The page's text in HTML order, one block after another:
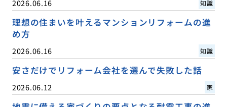
2026.06.16 知識
理想の住まいを叶えるマンションリフォームの進
め方
2026.06.16 知識
安さだけでリフォーム会社を選んで失敗した話
2026.06.12 家